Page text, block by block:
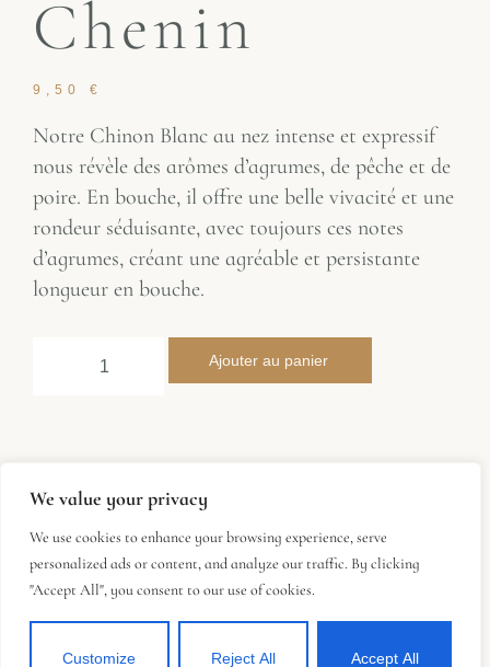
We value your privacy
We use cookies to enhance your browsing experience, serve
personalized ads or content, and analyze our traffic. By clicking
"Accept All", you consent to our use of cookies.
Customize Reject All Accept All
Chenin
9,50 €
Notre Chinon Blanc au nez intense et expressif
nous révèle des arômes d’agrumes, de pêche et de
poire. En bouche, il offre une belle vivacité et une
rondeur séduisante, avec toujours ces notes
d’agrumes, créant une agréable et persistante
longueur en bouche.
Ajouter au panier
Fiche technique
Type de vin :Blanc sec
Cépage :100 % Chenin